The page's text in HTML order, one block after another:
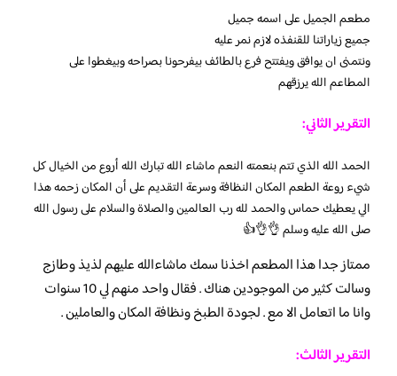
مطعم الجميل على اسمه جميل
جميع زياراتنا للقنفذه لازم نمر عليه
ونتمنى ان يوافق ويفتتح فرع بالطائف بيفرحونا بصراحه وبيغطوا على
المطاعم الله يرزقهم
التقرير الثاني:
الحمد الله الذي تتم بنعمته النعم ماشاء الله تبارك الله أروع من الخيال كل
شيء روعة الطعم المكان النظافة وسرعة التقديم على أن المكان زحمه هذا
الي يعطيك حماس والحمد لله رب العالمين والصلاة والسلام على رسول الله
صلى الله عليه وسلم 👌👌👍
ممتاز جدا هذا المطعم اخذنا سمك ماشاءالله عليهم لذيذ وطازج
وسالت كثير من الموجودين هناك . فقال واحد منهم لي 10 سنوات
وانا ما اتعامل الا مع . لجودة الطبخ ونظافة المكان والعاملين .
التقرير الثالث: